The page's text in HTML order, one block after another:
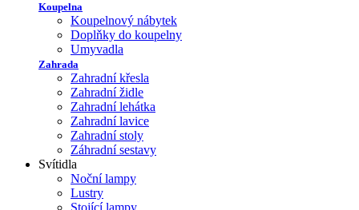
Koupelna
Koupelnový nábytek
Doplňky do koupelny
Umyvadla
Zahrada
Zahradní křesla
Zahradní židle
Zahradní lehátka
Zahradní lavice
Zahradní stoly
Záhradní sestavy
Svítidla
Noční lampy
Lustry
Stojící lampy